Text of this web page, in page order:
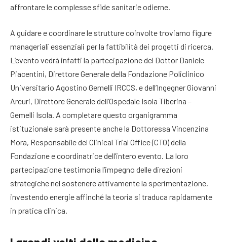
affrontare le complesse sfide sanitarie odierne.
A guidare e coordinare le strutture coinvolte troviamo figure
manageriali essenziali per la fattibilità dei progetti di ricerca.
L’evento vedrà infatti la partecipazione del Dottor Daniele
Piacentini, Direttore Generale della Fondazione Policlinico
Universitario Agostino Gemelli IRCCS, e dell’Ingegner Giovanni
Arcuri, Direttore Generale dell’Ospedale Isola Tiberina –
Gemelli Isola. A completare questo organigramma
istituzionale sarà presente anche la Dottoressa Vincenzina
Mora, Responsabile del Clinical Trial Office (CTO) della
Fondazione e coordinatrice dell’intero evento. La loro
partecipazione testimonia l’impegno delle direzioni
strategiche nel sostenere attivamente la sperimentazione,
investendo energie affinché la teoria si traduca rapidamente
in pratica clinica.